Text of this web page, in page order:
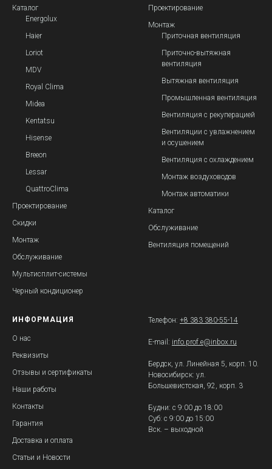
Каталог
Energolux
Haier
Loriot
MDV
Royal Clima
Midea
Kentatsu
Hisense
Breeon
Lessar
QuattroClima
Проектирование
Скидки
Монтаж
Обслуживание
Мультисплит-системы
Черный кондиционер
Проектирование
Монтаж
Приточная вентиляция
Приточно-вытяжная
вентиляция
Вытяжная вентиляция
Промышленная вентиляция
Вентиляция с рекуперацией
Вентиляции с увлажнением
и осушением
Вентиляция с охлаждением
Монтаж воздуховодов
Монтаж автоматики
Каталог
Обслуживание
Вентиляция помещений
ИНФОРМАЦИЯ
О нас
Реквизиты
Отзывы и сертификаты
Наши работы
Контакты
Гарантия
Доставка и оплата
Статьи и Новости
Телефон: +8 383 380-55-14
E-mail: info.prof.e@inbox.ru
Бердск, ул. Линейная 5, корп. 10.
Новосибирск: ул.
Большевистская, 92, корп. 3
Будни: с 9:00 до 18:00
Суб: с 9:00 до 15:00
Вск. – выходной